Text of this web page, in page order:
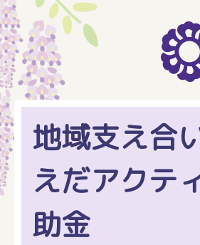
地域支え合
えだアクテ
助金